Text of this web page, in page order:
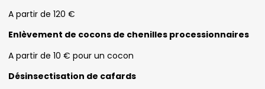
A partir de 120 €
Enlèvement de cocons de chenilles processionnaires
A partir de 10 € pour un cocon
Désinsectisation de cafards